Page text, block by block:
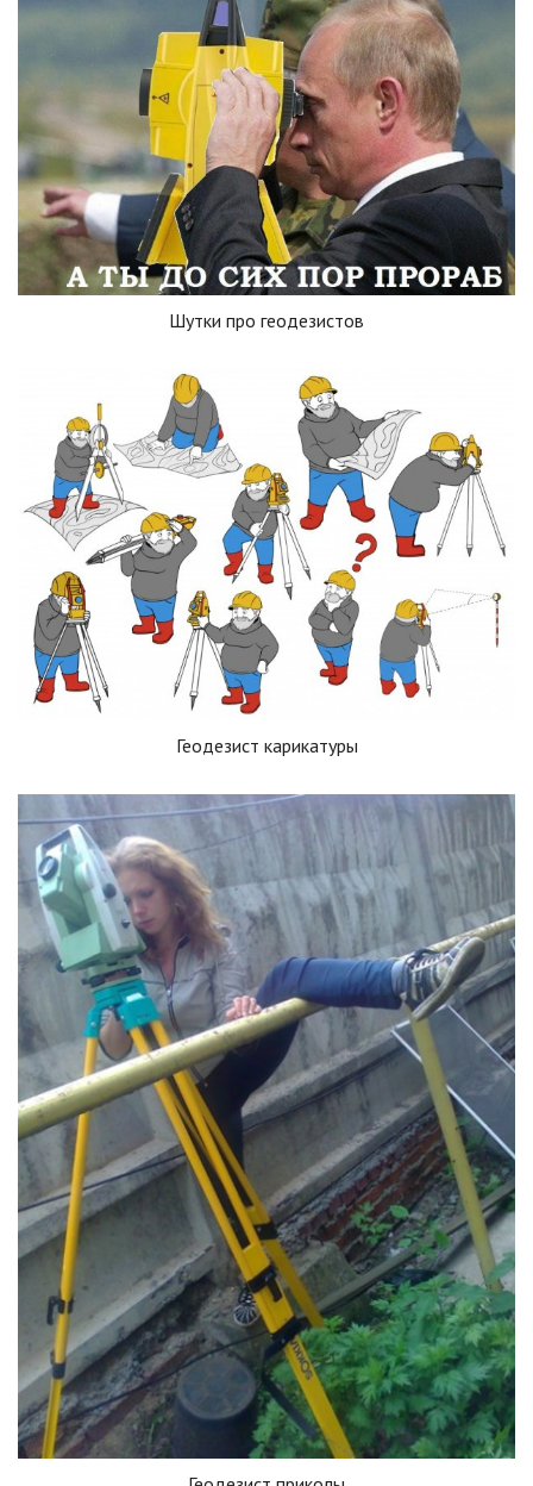
Шутки про геодезистов
Геодезист карикатуры